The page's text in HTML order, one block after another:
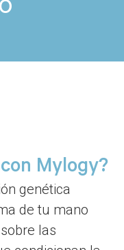
Mylogy?
genética
de tu mano
las